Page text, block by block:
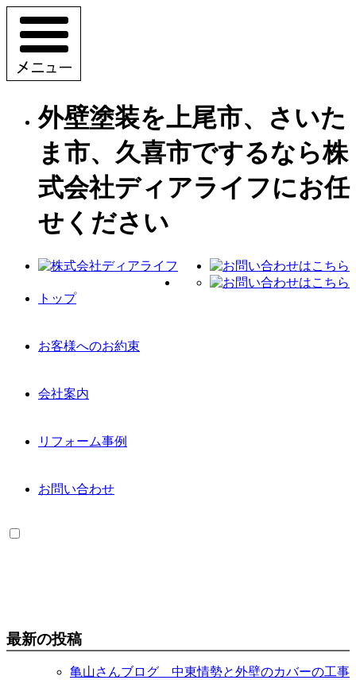
外壁塗装を上尾市、さいた
ま市、久喜市でするなら株
式会社ディアライフにお任
せください
トップ
お客様へのお約束
会社案内
リフォーム事例
お問い合わせ
最新の投稿
亀山さんブログ 中東情勢と外壁のカバーの工事